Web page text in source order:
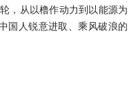
，从以橹作动力到以能源为
国人锐意进取、乘风破浪的